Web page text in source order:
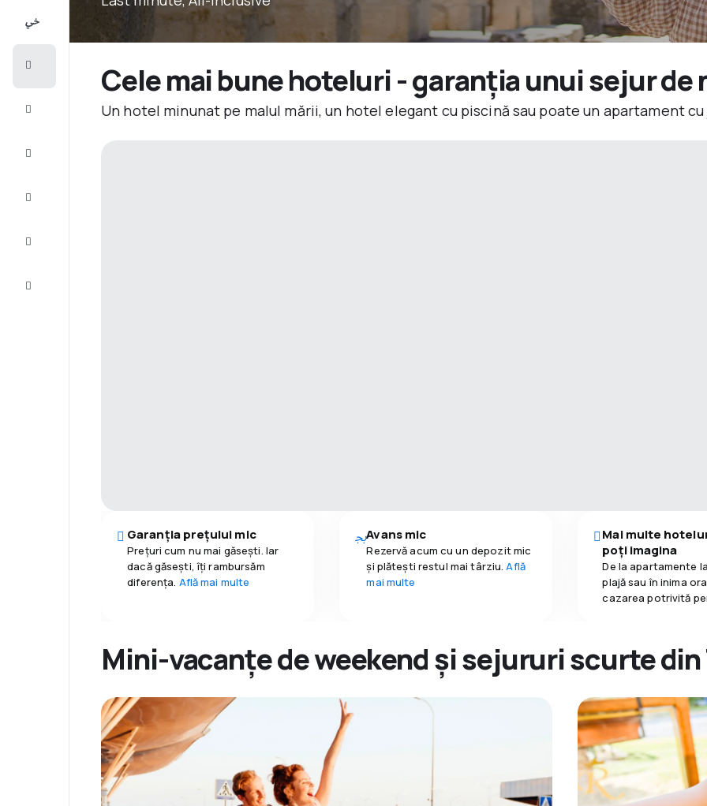
Cele mai bune hoteluri - garanția unui sejur
Un hotel minunat pe malul mării, un hotel elegant cu piscină sau poate un apartament
Garanția prețului mic
Prețuri cum nu mai găsești. Iar
dacă găseşti, îți rambursăm
diferența. Află mai multe
Avans mic
Rezervă acum cu un depozit mic
și plătești restul mai târziu.Află
mai multe
Mai multe
poți imagina
De la apartamente
plajă sau în inima
cazarea potrivită
Mini-vacanțe de weekend și sejururi scurte din